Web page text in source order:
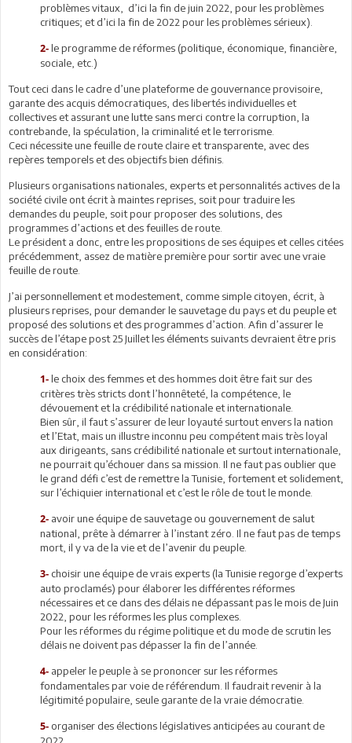
problèmes vitaux, d’ici la fin de juin 2022, pour les problèmes
critiques; et d’ici la fin de 2022 pour les problèmes sérieux).
2- le programme de réformes (politique, économique, financière,
sociale, etc.)
Tout ceci dans le cadre d’une plateforme de gouvernance provisoire,
garante des acquis démocratiques, des libertés individuelles et
collectives et assurant une lutte sans merci contre la corruption, la
contrebande, la spéculation, la criminalité et le terrorisme.
Ceci nécessite une feuille de route claire et transparente, avec des
repères temporels et des objectifs bien définis.
Plusieurs organisations nationales, experts et personnalités actives de la
société civile ont écrit à maintes reprises, soit pour traduire les
demandes du peuple, soit pour proposer des solutions, des
programmes d’actions et des feuilles de route.
Le président a donc, entre les propositions de ses équipes et celles citées
précédemment, assez de matière première pour sortir avec une vraie
feuille de route.
J’ai personnellement et modestement, comme simple citoyen, écrit, à
plusieurs reprises, pour demander le sauvetage du pays et du peuple et
proposé des solutions et des programmes d’action. Afin d’assurer le
succès de l’étape post 25 Juillet les éléments suivants devraient être pris
en considération:
1- le choix des femmes et des hommes doit être fait sur des
critères très stricts dont l’honnêteté, la compétence, le
dévouement et la crédibilité nationale et internationale.
Bien sûr, il faut s’assurer de leur loyauté surtout envers la nation
et l’Etat, mais un illustre inconnu peu compétent mais très loyal
aux dirigeants, sans crédibilité nationale et surtout internationale,
ne pourrait qu’échouer dans sa mission. Il ne faut pas oublier que
le grand défi c’est de remettre la Tunisie, fortement et solidement,
sur l’échiquier international et c’est le rôle de tout le monde.
2- avoir une équipe de sauvetage ou gouvernement de salut
national, prête à démarrer à l’instant zéro. Il ne faut pas de temps
mort, il y va de la vie et de l’avenir du peuple.
3- choisir une équipe de vrais experts (la Tunisie regorge d’experts
auto proclamés) pour élaborer les différentes réformes
nécessaires et ce dans des délais ne dépassant pas le mois de Juin
2022, pour les réformes les plus complexes.
Pour les réformes du régime politique et du mode de scrutin les
délais ne doivent pas dépasser la fin de l’année.
4- appeler le peuple à se prononcer sur les réformes
fondamentales par voie de référendum. Il faudrait revenir à la
légitimité populaire, seule garante de la vraie démocratie.
5- organiser des élections législatives anticipées au courant de